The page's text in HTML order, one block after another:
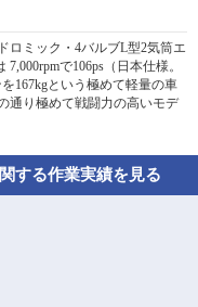
ロミック・4バルブL型2気筒エ
で106ps（日本仕様。
167kgという極めて軽量の車
通り極めて戦闘力の高いモデ
する作業実績を見る